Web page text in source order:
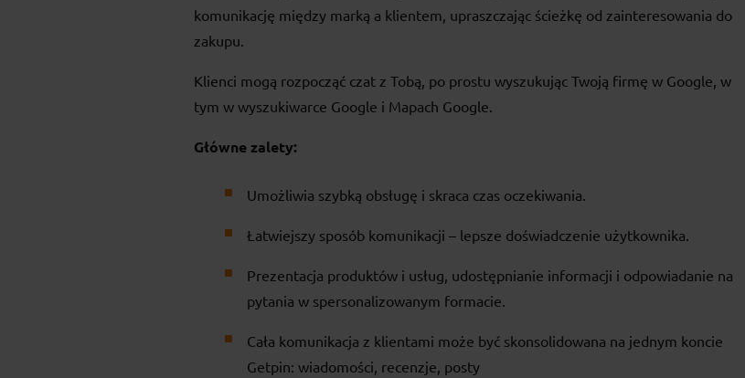
komunikację między marką a klientem, upraszczając ścieżkę od zainteresowania do
zakupu.
Klienci mogą rozpocząć czat z Tobą, po prostu wyszukując Twoją firmę w Google, w
tym w wyszukiwarce Google i Mapach Google.
Główne zalety:
Umożliwia szybką obsługę i skraca czas oczekiwania.
Łatwiejszy sposób komunikacji – lepsze doświadczenie użytkownika.
Prezentacja produktów i usług, udostępnianie informacji i odpowiadanie na
pytania w spersonalizowanym formacie.
Cała komunikacja z klientami może być skonsolidowana na jednym koncie
Getpin: wiadomości, recenzje, posty